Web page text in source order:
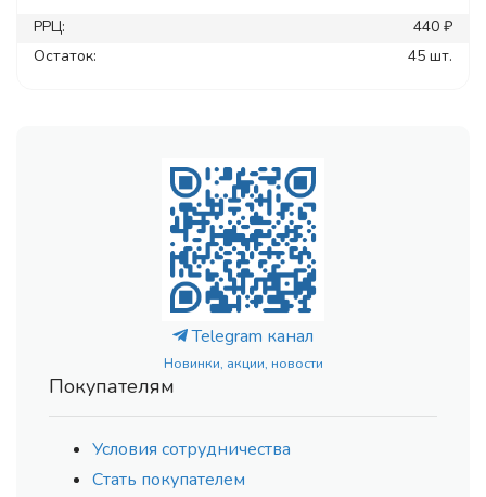
РРЦ:
440 ₽
Остаток:
45 шт.
Telegram канал
Новинки, акции, новости
Покупателям
Условия сотрудничества
Стать покупателем